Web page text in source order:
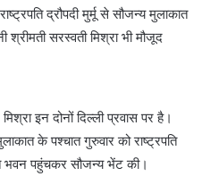
द्रौपदी मुर्मू से सौजन्य मुलाकात
श्रीमती सरस्वती मिश्रा भी मौजूद
इन दोनों दिल्ली प्रवास पर है।
के पश्चात गुरुवार को राष्ट्रपति
भवन पहुंचकर सौजन्य भेंट की।